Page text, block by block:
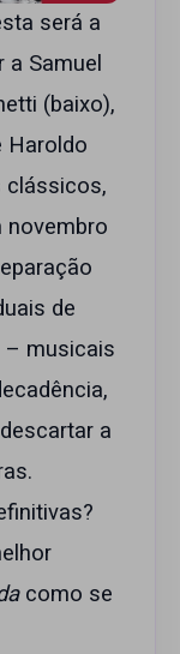
será a
a Samuel
(baixo),
Haroldo
clássicos,
de
– musicais
a
como se